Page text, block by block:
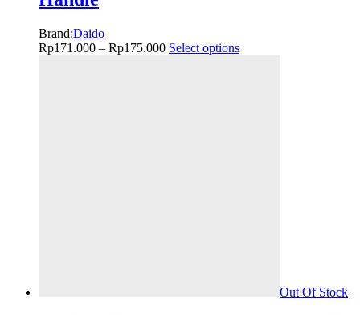
Brand:Daido
Rp171.000 – Rp175.000 Select options
Out Of Stock